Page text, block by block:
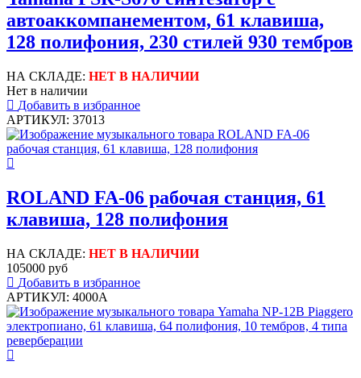
автоаккомпанементом, 61 клавиша,
128 полифония, 230 стилей 930 тембров
НА СКЛАДЕ: НЕТ В НАЛИЧИИ
Нет в наличии
Добавить в избранное
АРТИКУЛ: 37013
ROLAND FA-06 рабочая станция, 61
клавиша, 128 полифония
НА СКЛАДЕ: НЕТ В НАЛИЧИИ
105000 руб
Добавить в избранное
АРТИКУЛ: 4000A